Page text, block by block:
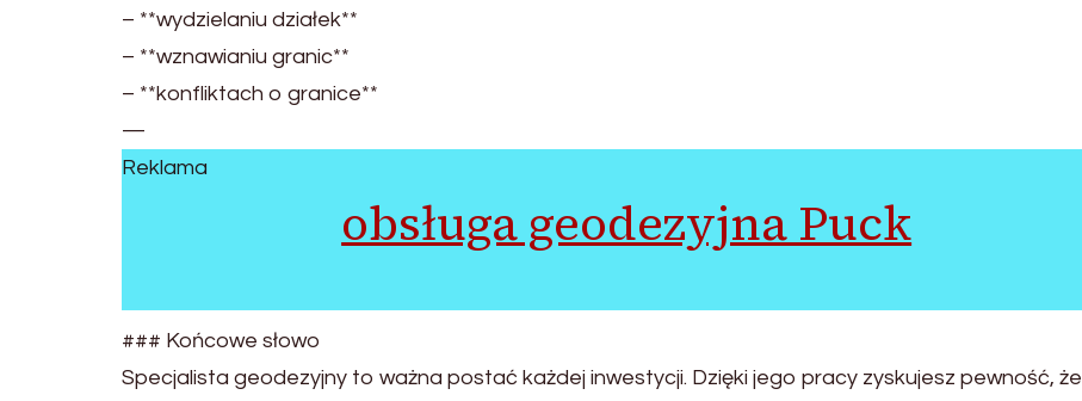
– **wydzielaniu działek**
– **wznawianiu granic**
– **konfliktach o granice**
—
Reklama
obsługa geodezyjna Puck
### Końcowe słowo
Specjalista geodezyjny to ważna postać każdej inwestycji. Dzięki jego pracy zyskujesz pewność, że